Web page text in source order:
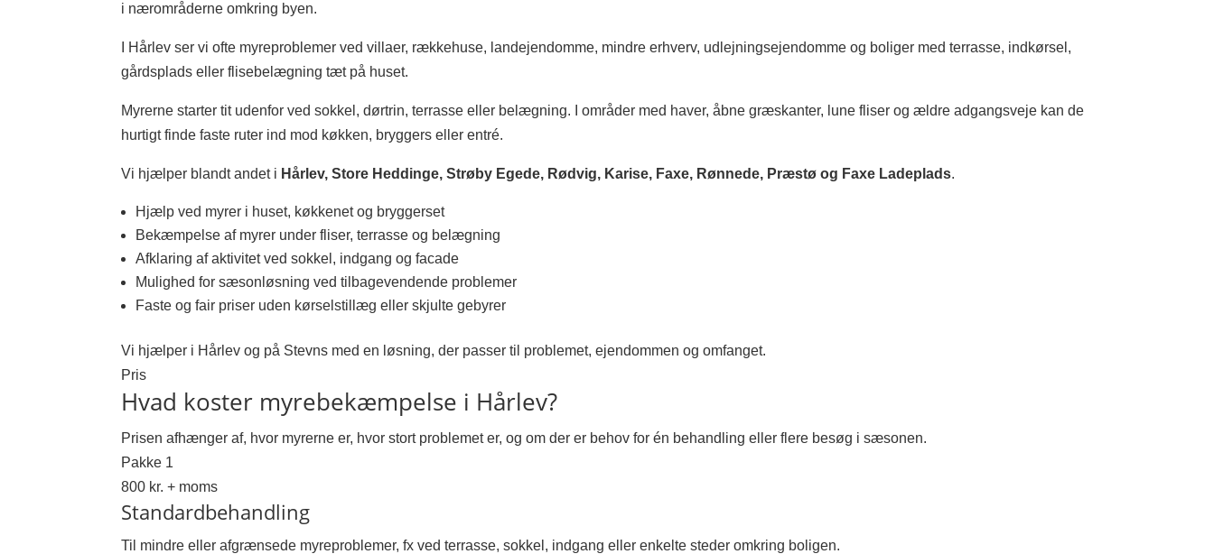
i nærområderne omkring byen.
I Hårlev ser vi ofte myreproblemer ved villaer, rækkehuse, landejendomme, mindre erhverv, udlejningsejendomme og boliger med terrasse, indkørsel,
gårdsplads eller flisebelægning tæt på huset.
Myrerne starter tit udenfor ved sokkel, dørtrin, terrasse eller belægning. I områder med haver, åbne græskanter, lune fliser og ældre adgangsveje kan de
hurtigt finde faste ruter ind mod køkken, bryggers eller entré.
Vi hjælper blandt andet i Hårlev, Store Heddinge, Strøby Egede, Rødvig, Karise, Faxe, Rønnede, Præstø og Faxe Ladeplads.
Hjælp ved myrer i huset, køkkenet og bryggerset
Bekæmpelse af myrer under fliser, terrasse og belægning
Afklaring af aktivitet ved sokkel, indgang og facade
Mulighed for sæsonløsning ved tilbagevendende problemer
Faste og fair priser uden kørselstillæg eller skjulte gebyrer
Vi hjælper i Hårlev og på Stevns med en løsning, der passer til problemet, ejendommen og omfanget.
Pris
Hvad koster myrebekæmpelse i Hårlev?
Prisen afhænger af, hvor myrerne er, hvor stort problemet er, og om der er behov for én behandling eller flere besøg i sæsonen.
Pakke 1
800 kr. + moms
Standardbehandling
Til mindre eller afgrænsede myreproblemer, fx ved terrasse, sokkel, indgang eller enkelte steder omkring boligen.